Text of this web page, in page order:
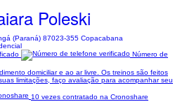
Poleski
(Paraná) 87023-355 Copacabana
Número de
domiciliar e ao ar livre. Os treinos são feitos
limitações, faço avaliação para acompanhar seu
10 vezes contratado na Cronoshare